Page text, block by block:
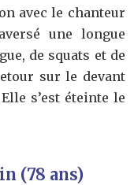
avec le chanteur
une longue
de squats et de
sur le devant
s’est éteinte le
(78 ans)